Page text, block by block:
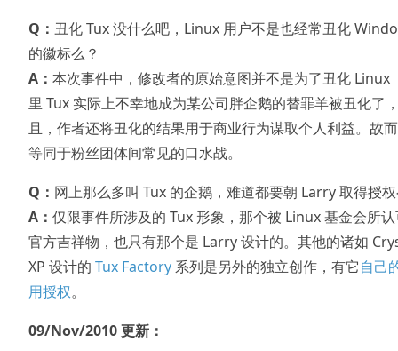
Q： 丑化 Tux 没什么吧，Linux 用户不是也经常丑化
的徽标么？
A： 本次事件中，修改者的原始意图并不是为了丑化 Linux
里 Tux 实际上不幸地成为某公司胖企鹅的替罪羊被丑化了
且，作者还将丑化的结果用于商业行为谋取个人利益。故
等同于粉丝团体间常见的口水战。
Q： 网上那么多叫 Tux 的企鹅，难道都要朝 Larry 取得授
A： 仅限事件所涉及的 Tux 形象，那个被 Linux 基金会所
官方吉祥物，也只有那个是 Larry 设计的。其他的诸如
XP 设计的 Tux Factory 系列是另外的独立创作，有它自己
用授权。
09/Nov/2010 更新：